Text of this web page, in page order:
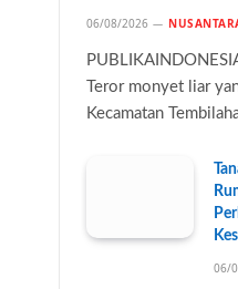
06/08/2026
Teror monyet liar
Kecamatan
06/